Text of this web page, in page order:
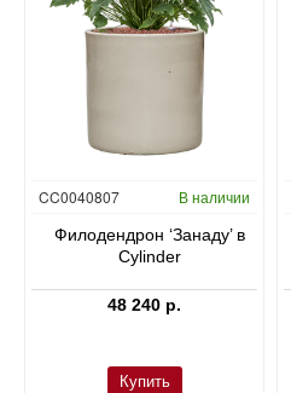
CC0040807 В наличии
Филодендрон ‘Занаду’ в
Cylinder
48 240 р.
Купить